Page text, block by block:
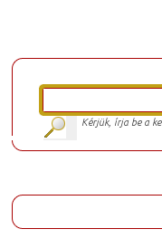
Kérjük, írja be a